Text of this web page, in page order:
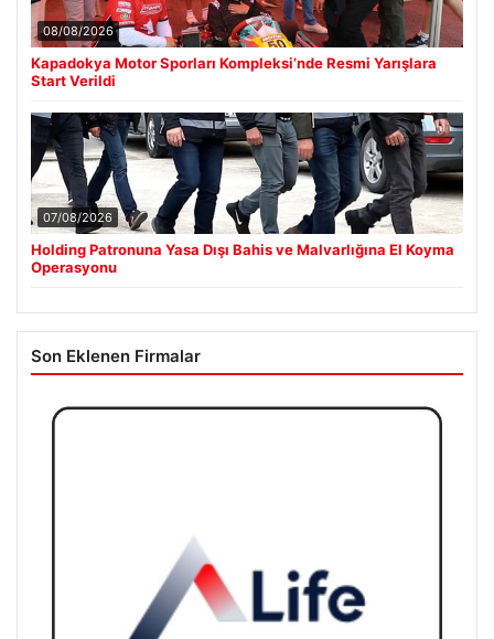
08/08/2026
Kapadokya Motor Sporları Kompleksi’nde Resmi Yarışlara
Start Verildi
07/08/2026
Holding Patronuna Yasa Dışı Bahis ve Malvarlığına El Koyma
Operasyonu
Son Eklenen Firmalar